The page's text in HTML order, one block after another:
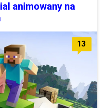
animowany na
13